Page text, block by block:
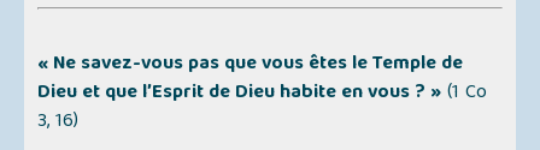
« Ne savez-vous pas que vous êtes le Temple de
Dieu et que l’Esprit de Dieu habite en vous ? »(1 Co
3, 16)